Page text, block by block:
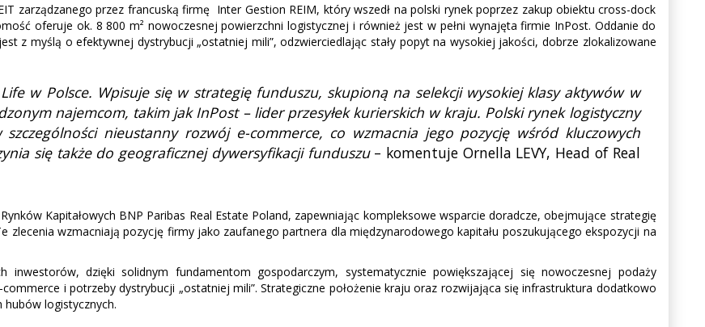
zarządzanego przez francuską firmę Inter Gestion REIM, który wszedł na polski rynek poprzez zakup obiektu cross-dock
oferuje ok. 8 800 m² nowoczesnej powierzchni logistycznej i również jest w pełni wynajęta firmie InPost. Oddanie do
z myślą o efektywnej dystrybucji „ostatniej mili”, odzwierciedlając stały popyt na wysokiej jakości, dobrze zlokalizowane
w Polsce. Wpisuje się w strategię funduszu, skupioną na selekcji wysokiej klasy aktywów w
najemcom, takim jak InPost – lider przesyłek kurierskich w kraju. Polski rynek logistyczny
nieustanny rozwój e-commerce, co wzmacnia jego pozycję wśród kluczowych
się także do geograficznej dywersyfikacji funduszu – komentuje Ornella LEVY, Head of Real
Kapitałowych BNP Paribas Real Estate Poland, zapewniając kompleksowe wsparcie doradcze, obejmujące strategię
zlecenia wzmacniają pozycję firmy jako zaufanego partnera dla międzynarodowego kapitału poszukującego ekspozycji na
inwestorów, dzięki solidnym fundamentom gospodarczym, systematycznie powiększającej się nowoczesnej podaży
i potrzeby dystrybucji „ostatniej mili”. Strategiczne położenie kraju oraz rozwijająca się infrastruktura dodatkowo
logistycznych.